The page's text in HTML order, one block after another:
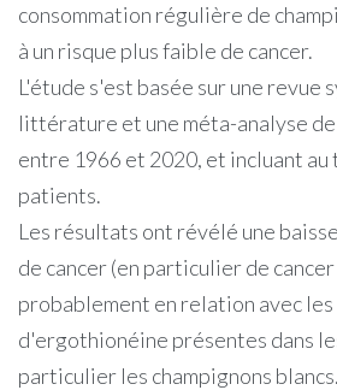
consommation régulière de
à un risque plus faible de cancer.
L'étude s'est basée sur une revue
littérature et une méta-analyse
entre 1966 et 2020, et incluant
patients.
Les résultats ont révélé une
de cancer (en particulier de
probablement en relation avec
d'ergothionéine présentes dans
particulier les champignons